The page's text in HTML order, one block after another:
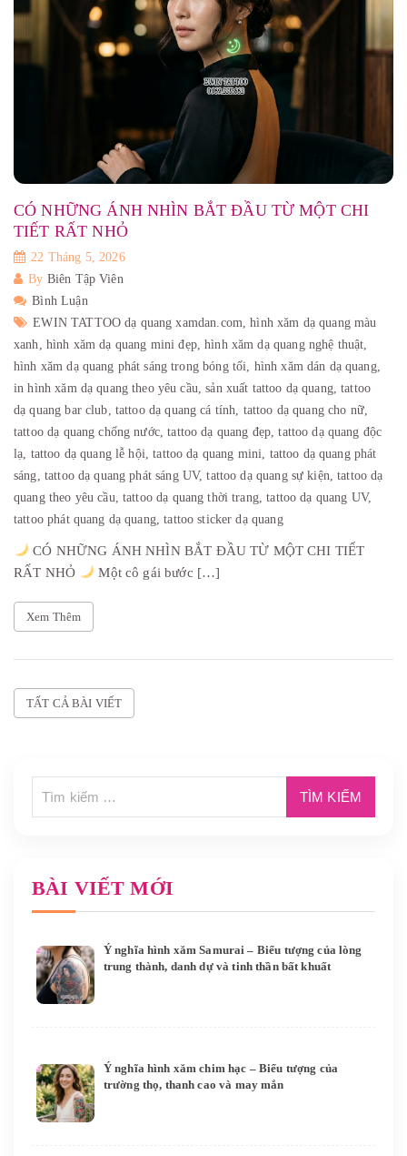
CÓ NHỮNG ÁNH NHÌN BẮT ĐẦU TỪ MỘT CHI
TIẾT RẤT NHỎ
22 Tháng 5, 2026
By Biên Tập Viên
Bình Luận
EWIN TATTOO dạ quang xamdan.com,hình xăm dạ quang màu
xanh, hình xăm dạ quang mini đẹp,hình xăm dạ quang nghệ thuật,
hình xăm dạ quang phát sáng trong bóng tối, hình xăm dán dạ quang,
in hình xăm dạ quang theo yêu cầu,sản xuất tattoo dạ quang,tattoo
dạ quang bar club, tattoo dạ quang cá tính, tattoo dạ quang cho nữ,
tattoo dạ quang chống nước,tattoo dạ quang đẹp,tattoo dạ quang độc
lạ, tattoo dạ quang lễ hội,tattoo dạ quang mini, tattoo dạ quang phát
sáng, tattoo dạ quang phát sáng UV,tattoo dạ quang sự kiện,tattoo dạ
quang theo yêu cầu,tattoo dạ quang thời trang,tattoo dạ quang UV,
tattoo phát quang dạ quang,tattoo sticker dạ quang
CÓ NHỮNG ÁNH NHÌN BẮT ĐẦU TỪ MỘT CHI TIẾT
RẤT NHỎ
Một cô gái bước […]
Xem Thêm
TẤT CẢ BÀI VIẾT
BÀI VIẾT MỚI
Ý nghĩa hình xăm Samurai – Biểu tượng của lòng
trung thành, danh dự và tinh thần bất khuất
Ý nghĩa hình xăm chim hạc – Biểu tượng của
trường thọ, thanh cao và may mắn